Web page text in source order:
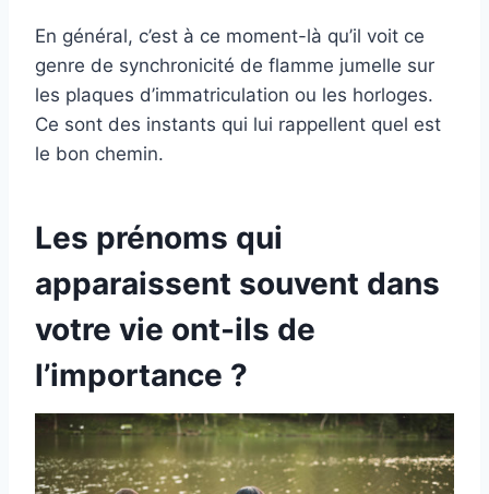
En général, c’est à ce moment-là qu’il voit ce
genre de synchronicité de flamme jumelle sur
les plaques d’immatriculation ou les horloges.
Ce sont des instants qui lui rappellent quel est
le bon chemin.
Les prénoms qui
apparaissent souvent dans
votre vie ont-ils de
l’importance ?